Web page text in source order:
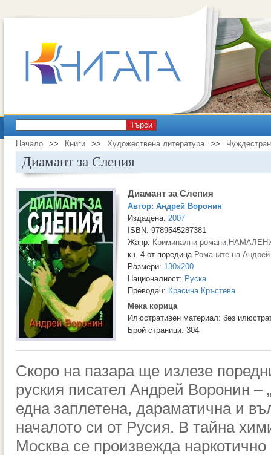
Търси
Начало >> Книги >> Художествена литература >>
Диамант за Слепия
Диамант за Слепия
Автор: Андрей Воронин
Издадена: 2007
ISBN: 9789545287381
Жанр: Криминални романи,
кн. 4 от поредица Романите на
Размери: 130x200
Националност: Руска
Преводач: Красина Кръстева
Мека корица
Илюстративен материал: без
Брой страници: 304
Скоро на пазара ще излезе
руския писател Андрей Воронин
една заплетена, дараматична и
началото си от Русия. В тайна
Москва се произвежда